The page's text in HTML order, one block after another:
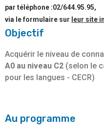
Objectif
Acquérir le niveau de
A0 au niveau C2 (selon le
pour les langues - CECR)
Au programme
par téléphone :02/644.95.95,
via le formulaire sur leur site